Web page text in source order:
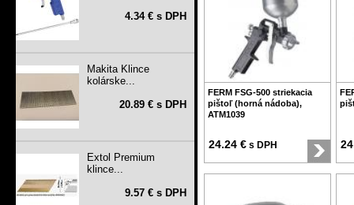
4.34 € s DPH
Makita Klince
kolárske...
20.89 € s DPH
Extol Premium
klince...
9.57 € s DPH
FERM FSG-500 striekacia
pištoľ (horná nádoba),
ATM1039
24.24 € s DPH